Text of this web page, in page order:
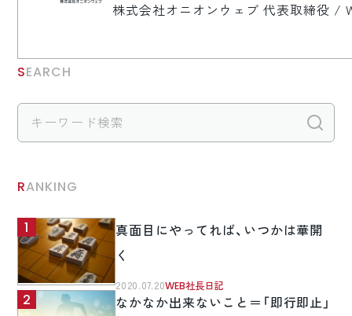
株式会社オニオンウェブ 代表取締役 /
SEARCH
RANKING
真面目にやってれば、いつかは華開
く
2020.07.20WEB社長日記
なかなか出来ないこと＝「即行即止」